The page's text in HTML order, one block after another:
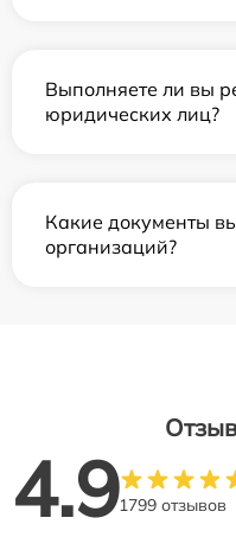
Выполняете ли вы
юридических лиц?
Какие документы
организаций?
4.91799 отзывов